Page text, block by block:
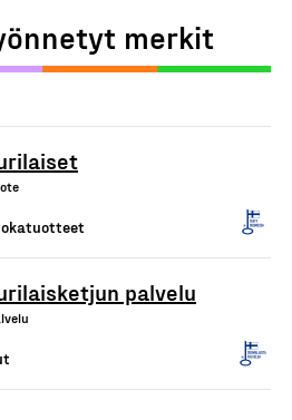
merkit
palvelu